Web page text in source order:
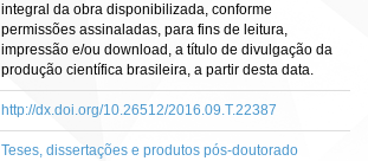
integral da obra disponibilizada, conforme
permissões assinaladas, para fins de leitura,
impressão e/ou download, a título de divulgação da
produção científica brasileira, a partir desta data.
http://dx.doi.org/10.26512/2016.09.T.22387
Teses, dissertações e produtos pós-doutorado